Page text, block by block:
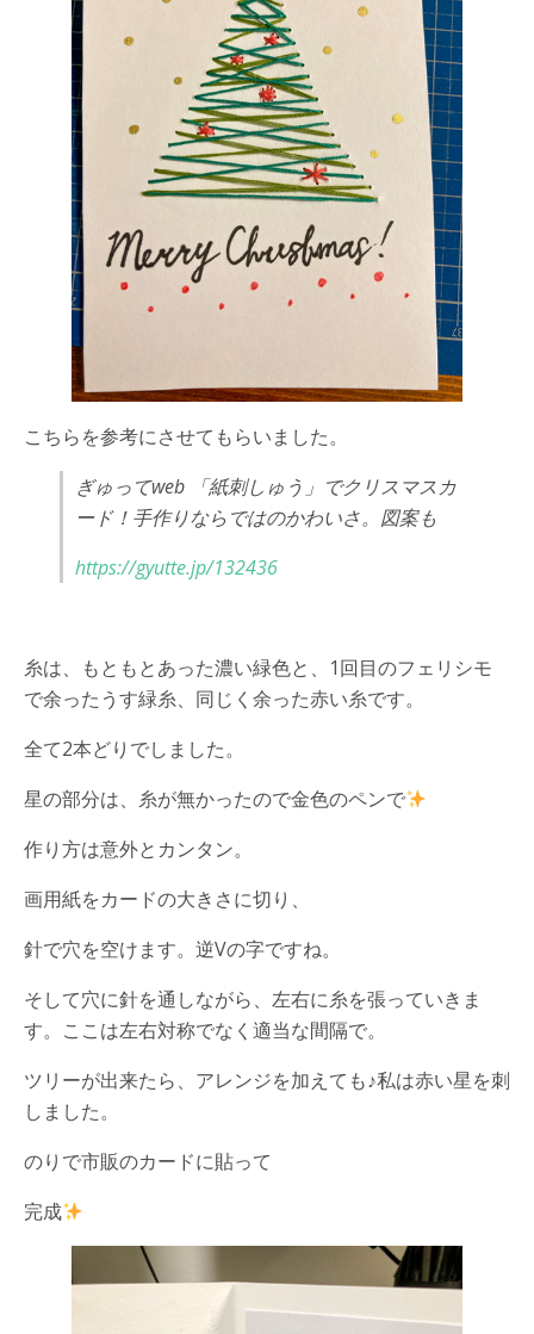
こちらを参考にさせてもらいました。
ぎゅってweb 「紙刺しゅう」でクリスマスカ
ード！手作りならではのかわいさ。図案も
https://gyutte.jp/132436
糸は、もともとあった濃い緑色と、1回目のフェリシモ
で余ったうす緑糸、同じく余った赤い糸です。
全て2本どりでしました。
星の部分は、糸が無かったので金色のペンで
作り方は意外とカンタン。
画用紙をカードの大きさに切り、
針で穴を空けます。逆Vの字ですね。
そして穴に針を通しながら、左右に糸を張っていきま
す。ここは左右対称でなく適当な間隔で。
ツリーが出来たら、アレンジを加えても♪私は赤い星を刺
しました。
のりで市販のカードに貼って
完成